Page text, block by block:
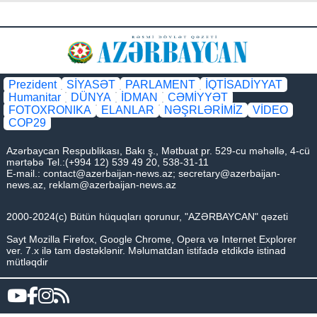
Prezident SİYASƏT PARLAMENT
İQTİSADİYYAT
Humanitar
DÜNYA İDMAN
CƏMİYYƏT
FOTOXRONIKA
ELANLAR NƏŞRLƏRİMİZ
VİDEO
COP29
Azərbaycan Respublikası, Bakı ş., Mətbuat pr. 529-cu məhəllə, 4-cü
mərtəbə Tel.:(+994 12) 539 49 20, 538-31-11
E-mail.: contact@azerbaijan-news.az; secretary@azerbaijan-
news.az, reklam@azerbaijan-news.az
2000-2024(c) Bütün hüquqları qorunur, "AZƏRBAYCAN" qəzeti
Sayt Mozilla Firefox, Google Chrome, Opera və Internet Explorer
ver. 7.x ilə tam dəstəklənir. Məlumatdan istifadə etdikdə istinad
mütləqdir